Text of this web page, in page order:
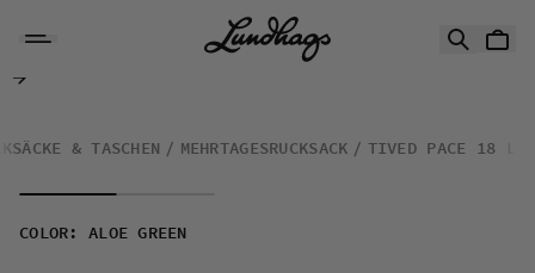
Tived Pace 18 L
& TASCHEN MEHRTAGESRUCKSACK TIVED PACE 18 L
COLOR : ALOE GREEN